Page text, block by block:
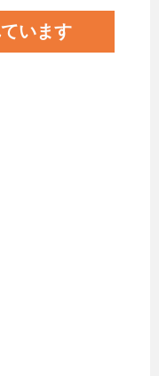
います